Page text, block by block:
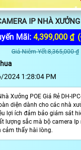
IP NHÀ
Mãi: 4,399,000 ₫
Giá Niêm Yết:8,365,000 ₫
2024 1:28:04 PM
Xưởng POE Giá Rẻ DH-
diện dành cho các nhà
lợi ích đảm bảo giám sát
lượng sắc mà bộ camera
cảm thấy hài lòng.